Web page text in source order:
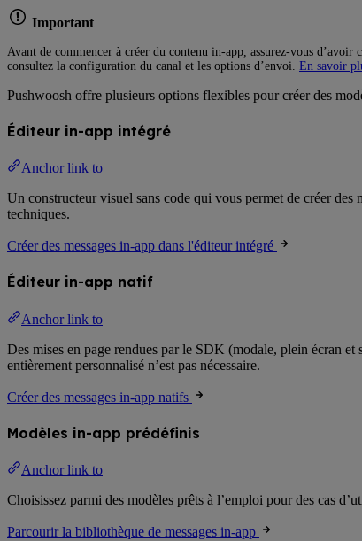
Important
Avant de commencer à créer du contenu in-app, assurez-vous
consultez la configuration du canal et les options d’envoi. En savoir
Pushwoosh offre plusieurs options flexibles pour créer des
Éditeur in-app intégré
Anchor link to
Un constructeur visuel sans code qui vous permet de créer des
techniques.
Créer des messages in-app dans l'éditeur intégré
Éditeur in-app natif
Anchor link to
Des mises en page rendues par le SDK (modale, plein écran
entièrement personnalisé n’est pas nécessaire.
Créer des messages in-app natifs
Modèles in-app prédéfinis
Anchor link to
Choisissez parmi des modèles prêts à l’emploi pour des cas
Parcourir la bibliothèque de messages in-app